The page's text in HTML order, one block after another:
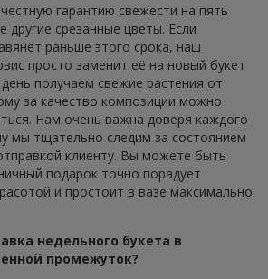
гарантию свежести на пять
другие срезанные цветы. Если
раньше этого срока, наш
просто заменит её на новый букет
получаем свежие растения от
за качество композиции можно
Нам очень важна доверя каждого
мы тщательно следим за состоянием
клиенту. Вы можете быть
подарок точно порадует
и простоит в вазе максимально
недельного букета в
промежуток?